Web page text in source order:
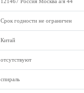
Срок годности не ограничен
Китай
отсутствуют
спираль